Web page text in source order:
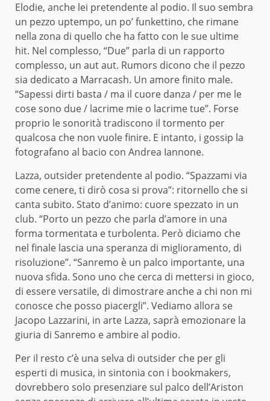
Elodie, anche lei pretendente al podio. Il suo sembra
un pezzo uptempo, un po’ funkettino, che rimane
nella zona di quello che ha fatto con le sue ultime
hit. Nel complesso, “Due” parla di un rapporto
complesso, un aut aut. Rumors dicono che il pezzo
sia dedicato a Marracash. Un amore finito male.
“Sapessi dirti basta / ma il cuore danza / per me le
cose sono due / lacrime mie o lacrime tue”. Forse
proprio le sonorità tradiscono il tormento per
qualcosa che non vuole finire. E intanto, i gossip la
fotografano al bacio con Andrea Iannone.
Lazza, outsider pretendente al podio. “Spazzami via
come cenere, ti dirò cosa si prova”: ritornello che si
canta subito. Stato d’animo: cuore spezzato in un
club. “Porto un pezzo che parla d’amore in una
forma tormentata e turbolenta. Però diciamo che
nel finale lascia una speranza di miglioramento, di
risoluzione”. “Sanremo è un palco importante, una
nuova sfida. Sono uno che cerca di mettersi in gioco,
di essere versatile, di dimostrare anche a chi non mi
conosce che posso piacergli”. Vediamo allora se
Jacopo Lazzarini, in arte Lazza, saprà emozionare la
giuria di Sanremo e ambire al podio.
Per il resto c’è una selva di outsider che per gli
esperti di musica, in sintonia con i bookmakers,
dovrebbero solo presenziare sul palco dell’Ariston